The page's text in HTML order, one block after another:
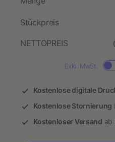
Stückpreis
NETTOPREIS
Exkl. MwSt.
Kostenlose digitale
Kostenlose Stornierung
Kostenloser Versand ab